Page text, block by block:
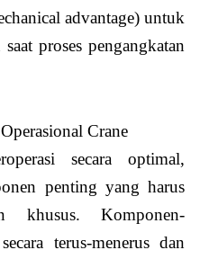
advantage) untuk
proses pengangkatan
Crane
secara optimal,
penting yang harus
khusus. Komponen-
terus-menerus dan